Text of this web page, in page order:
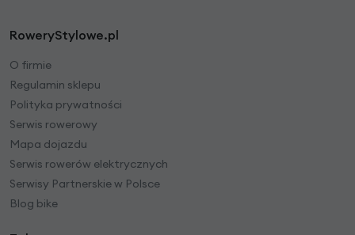
RoweryStylowe.pl
O firmie
Regulamin sklepu
Polityka prywatności
Serwis rowerowy
Mapa dojazdu
Serwis rowerów elektrycznych
Serwisy Partnerskie w Polsce
Blog bike